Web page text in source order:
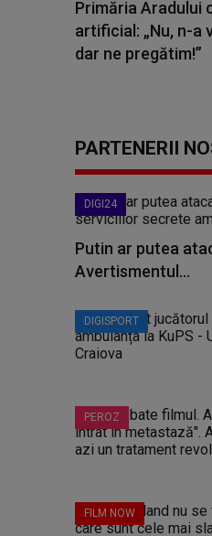
Primăria Aradului
artificial: „Nu, n-a
dar ne pregătim!”
PARTENERII
DIGI24
Putin ar putea
Avertismentul...
DIGISPORT
PEROZ
FILM NOW